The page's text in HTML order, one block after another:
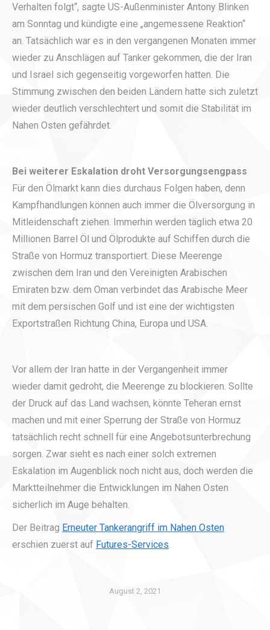
Verhalten folgt“, sagte US-Außenminister Antony Blinken
am Sonntag und kündigte eine „angemessene Reaktion“
an. Tatsächlich war es in den vergangenen Monaten immer
wieder zu Anschlägen auf Tanker gekommen, die der Iran
und Israel sich gegenseitig vorgeworfen hatten. Die
Stimmung zwischen den beiden Ländern hatte sich zuletzt
wieder deutlich verschlechtert und somit die Stabilität im
Nahen Osten gefährdet.
Bei weiterer Eskalation droht Versorgungsengpass
Für den Ölmarkt kann dies durchaus Folgen haben, denn
Kampfhandlungen können auch immer die Ölversorgung in
Mitleidenschaft ziehen. Immerhin werden täglich etwa 20
Millionen Barrel Öl und Ölprodukte auf Schiffen durch die
Straße von Hormuz transportiert. Diese Meerenge
zwischen dem Iran und den Vereinigten Arabischen
Emiraten bzw. dem Oman verbindet das Arabische Meer
mit dem persischen Golf und ist eine der wichtigsten
Exportstraßen Richtung China, Europa und USA.
Vor allem der Iran hatte in der Vergangenheit immer
wieder damit gedroht, die Meerenge zu blockieren. Sollte
der Druck auf das Land wachsen, könnte Teheran ernst
machen und mit einer Sperrung der Straße von Hormuz
tatsächlich recht schnell für eine Angebotsunterbrechung
sorgen. Zwar sieht es nach einer solch extremen
Eskalation im Augenblick noch nicht aus, doch werden die
Marktteilnehmer die Entwicklungen im Nahen Osten
sicherlich im Auge behalten.
Der Beitrag Erneuter Tankerangriff im Nahen Osten
erschien zuerst auf Futures-Services.
August 2, 2021